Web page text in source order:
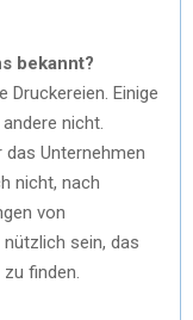
bekannt?
Einige
nicht.
Unternehmen
nicht, nach
von
sein, das
finden.